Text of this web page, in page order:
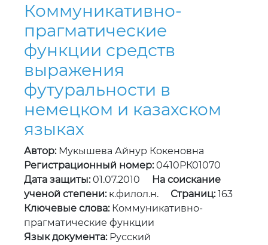
Коммуникативно-
прагматические
функции средств
выражения
футуральности в
немецком и казахском
языках
Автор:Мукышева Айнур Кокеновна
Регистрационный номер:0410РК01070
Дата защиты:01.07.2010
На соискание
ученой степени:к.филол.н. Страниц:163
Ключевые слова:Коммуникативно-
прагматические функции
Язык документа:Русский